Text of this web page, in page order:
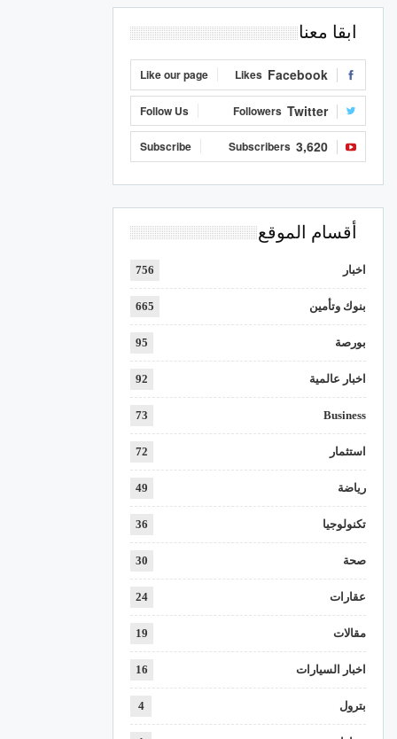
ابقا معنا
Facebook
Likes
Like our page
Twitter
Followers
Follow Us
3,620
Subscribers
Subscribe
أقسام الموقع
اخبار 756
بنوك وتأمين 665
بورصة 95
اخبار عالمية 92
Business
73
استثمار 72
رياضة 49
تكنولوجيا 36
صحة 30
عقارات 24
مقالات 19
اخبار السيارات 16
بترول 4